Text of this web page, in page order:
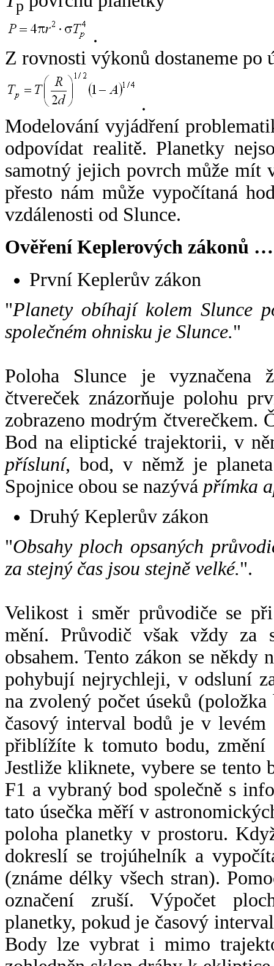
p
.
Z rovnosti výkonů dostaneme po
.
Modelování vyjádření
odpovídat realitě. Planetky
samotný jejich povrch může mít
přesto nám může vypočítaná
vzdálenosti od Slunce.
Ověření Keplerových zákonů …
První Keplerův zákon
"Planety obíhají kolem Slunce
společném ohnisku je Slunce."
Poloha Slunce je vyznačena
čtvereček znázorňuje polohu
zobrazeno modrým čtverečkem.
Bod na eliptické trajektorii, v
přísluní, bod, v němž je
Spojnice obou se nazývá přímka
Druhý Keplerův zákon
"Obsahy ploch opsaných
za stejný čas jsou stejně velké.".
Velikost i směr průvodiče se
mění. Průvodič však vždy za
obsahem. Tento zákon se někdy
pohybují nejrychleji, v odsluní
na zvolený počet úseků
časový interval bodů je v
přiblížíte k tomuto bodu,
Jestliže kliknete, vybere se tento
F1 a vybraný bod společně s
tato úsečka měří v
poloha planetky v prostoru.
dokreslí se trojúhelník a
(známe délky všech stran).
označení zruší. Výpočet
planetky, pokud je časový
Body lze vybrat i mimo